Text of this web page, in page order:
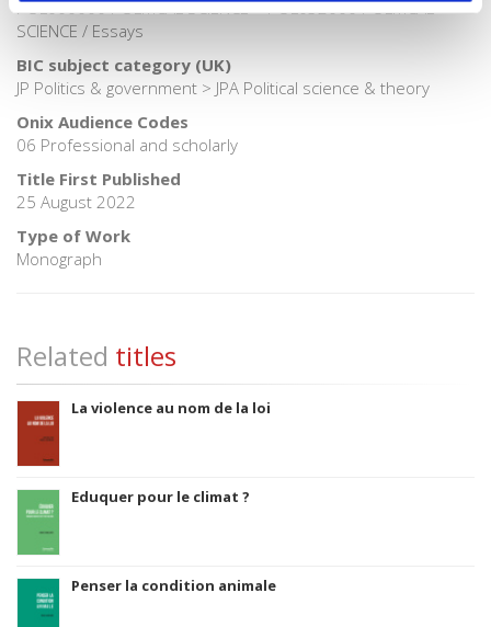
POL000000 POLITICAL SCIENCE > POL032000 POLITICAL
SCIENCE / Essays
BIC subject category (UK)
JP Politics & government > JPA Political science & theory
Onix Audience Codes
06 Professional and scholarly
Title First Published
25 August 2022
Type of Work
Monograph
Related titles
La violence au nom de la loi
Eduquer pour le climat ?
Penser la condition animale